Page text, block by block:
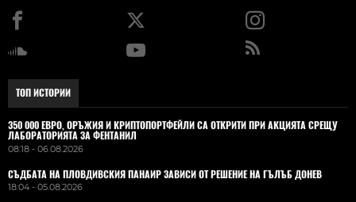
ТОП ИСТОРИИ
350 000 ЕВРО, ОРЪЖИЯ И КРИПТОПОРТФЕЙЛИ СА ОТКРИТИ ПРИ АКЦИЯТА СРЕЩУ
ЛАБОРАТОРИЯТА ЗА ФЕНТАНИЛ
08:18 - 06.08.2026
СЪДБАТА НА ПЛОВДИВСКИЯ ПАНАИР ЗАВИСИ ОТ РЕШЕНИЕ НА ГЪЛЪБ ДОНЕВ
18:04 - 05.08.2026